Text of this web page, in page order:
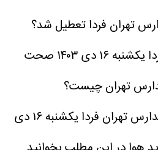
تهران فردا تعطیل شد؟
تعطیلی مدارس تهران فردا یکشنبه ۱۶ دی ۱۴۰۳ صحت
تهران چیست؟
درباره جزییات تعطیلی مدارس تهران فردا یکشنبه ۱۶ دی